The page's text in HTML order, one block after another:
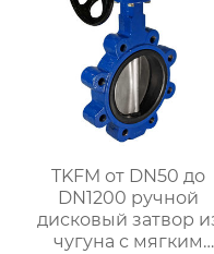
TKFM от DN50 до
DN1200 ручной
дисковый затвор
чугуна с мягким